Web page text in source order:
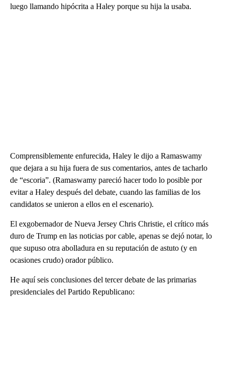
luego llamando hipócrita a Haley porque su hija la usaba.
Comprensiblemente enfurecida, Haley le dijo a Ramaswamy
que dejara a su hija fuera de sus comentarios, antes de tacharlo
de “escoria”. (Ramaswamy pareció hacer todo lo posible por
evitar a Haley después del debate, cuando las familias de los
candidatos se unieron a ellos en el escenario).
El exgobernador de Nueva Jersey Chris Christie, el crítico más
duro de Trump en las noticias por cable, apenas se dejó notar, lo
que supuso otra abolladura en su reputación de astuto (y en
ocasiones crudo) orador público.
He aquí seis conclusiones del tercer debate de las primarias
presidenciales del Partido Republicano: